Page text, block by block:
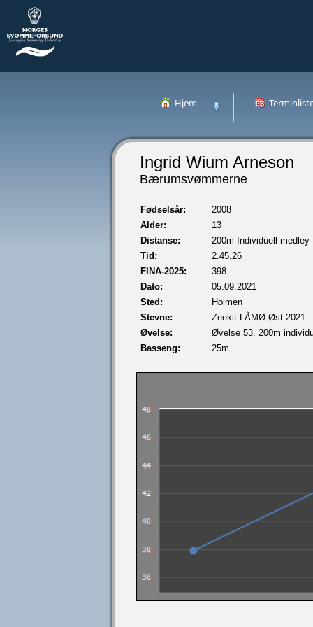
Hjem
Ingrid Wium Arneson
Bærumsvømmerne
Fødselsår:
2008
Alder:
13
Distanse:
200m Individuell medley
Tid:
2.45,26
FINA-2025:
398
Dato:
05.09.2021
Sted:
Holmen
Stevne:
Zeekit LÅMØ Øst 2021
Øvelse:
Øvelse 53. 200m
Basseng:
25m